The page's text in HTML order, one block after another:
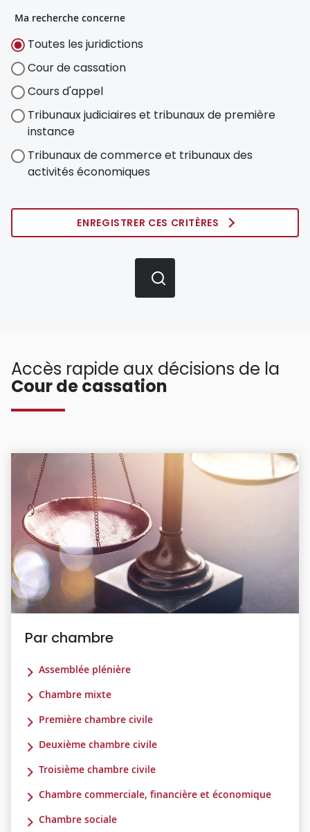
Ma recherche concerne
Toutes les juridictions
Cour de cassation
Cours d'appel
Tribunaux judiciaires et tribunaux de première
instance
Tribunaux de commerce et tribunaux des
activités économiques
ENREGISTRER CES CRITÈRES
Accès rapide aux décisions de la
Cour de cassation
Par chambre
Assemblée plénière
Chambre mixte
Première chambre civile
Deuxième chambre civile
Troisième chambre civile
Chambre commerciale, financière et économique
Chambre sociale